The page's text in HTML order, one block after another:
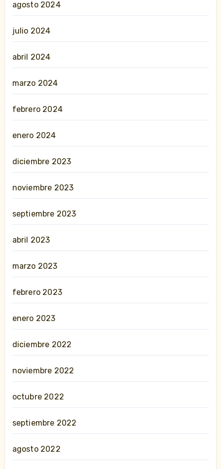
agosto 2024
julio 2024
abril 2024
marzo 2024
febrero 2024
enero 2024
diciembre 2023
noviembre 2023
septiembre 2023
abril 2023
marzo 2023
febrero 2023
enero 2023
diciembre 2022
noviembre 2022
octubre 2022
septiembre 2022
agosto 2022